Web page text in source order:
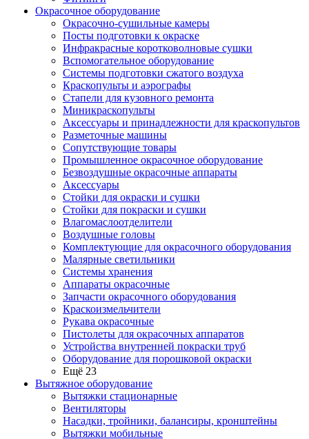
Окрасочное оборудование
Окрасочно-сушильные камеры
Посты подготовки к окраске
Инфракрасные коротковолновые сушки
Вспомогательное оборудование
Системы подготовки сжатого воздуха
Краскопульты и аэрографы
Стапели для кузовного ремонта
Миникраскопульты
Аксессуары и принадлежности для краскопультов
Разметочные машины
Сопутствующие товары
Промышленное окрасочное оборудование
Безвоздушные окрасочные аппараты
Аксессуары
Стойки для окраски и сушки
Стойки для покраски и сушки
Влагомаслоотделители
Воздушные головы
Комплектующие для окрасочного оборудования
Малярные светильники
Системы хранения
Аппараты окрасочные
Запчасти окрасочного оборудования
Краскоизмельчители
Рукава окрасочные
Пистолеты для окрасочных аппаратов
Устройства внутренней покраски труб
Оборудование для порошковой окраски
Ещё 23
Вытяжное оборудование
Вытяжки стационарные
Вентиляторы
Насадки, тройники, балансиры, кронштейны
Вытяжки мобильные